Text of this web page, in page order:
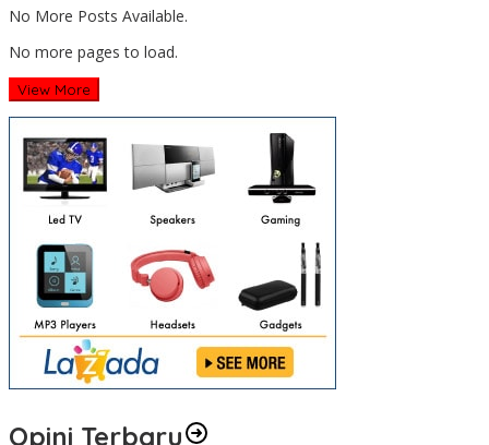
No More Posts Available.
No more pages to load.
View More
Opini Terbaru